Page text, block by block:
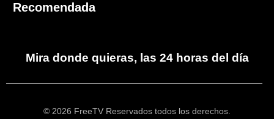
Recomendada
Mira donde quieras, las 24 horas del día
© 2026 FreeTV Reservados todos los derechos.